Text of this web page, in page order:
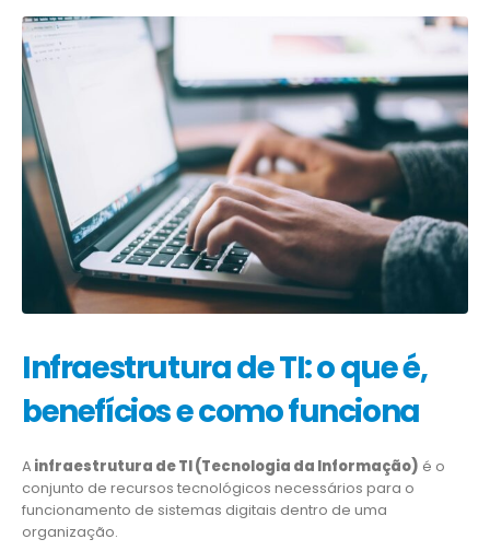
Infraestrutura de TI: o que é,
benefícios e como funciona
A infraestrutura de TI (Tecnologia da Informação) é o
conjunto de recursos tecnológicos necessários para o
funcionamento de sistemas digitais dentro de uma
organização.